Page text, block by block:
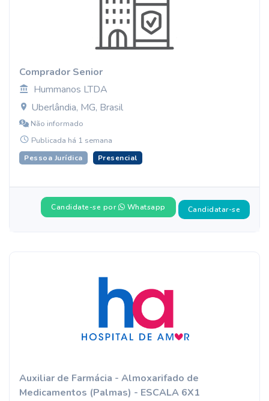
Comprador Senior
Hummanos LTDA
Uberlândia, MG, Brasil
Não informado
Publicada há 1 semana
Pessoa Jurídica Presencial
Candidate-se por Whatsapp Candidatar-se
Auxiliar de Farmácia - Almoxarifado de
Medicamentos (Palmas) - ESCALA 6X1